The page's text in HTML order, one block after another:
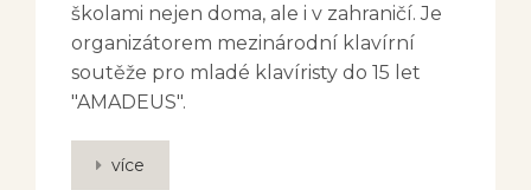
školami nejen doma, ale i v zahraničí. Je
organizátorem mezinárodní klavírní
soutěže pro mladé klavíristy do 15 let
"AMADEUS".
více